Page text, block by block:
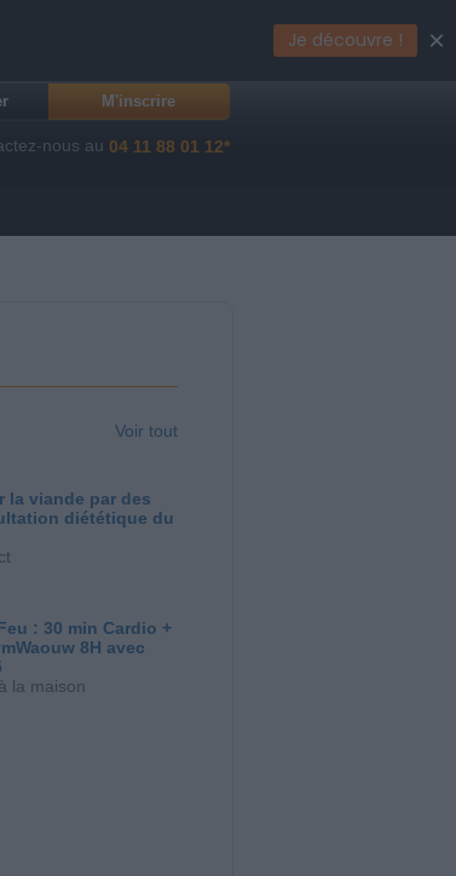
M'inscrire
nous au 04 11 88 01 12*
Voir tout
la viande par des
diététique du
: 30 min Cardio +
8H avec
la maison
Je découvre ! ×